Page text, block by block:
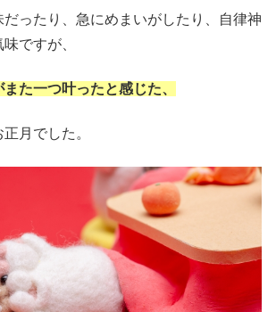
だったり、急にめまいがしたり、自律神
ですが、
た一つ叶ったと感じた、
月でした。